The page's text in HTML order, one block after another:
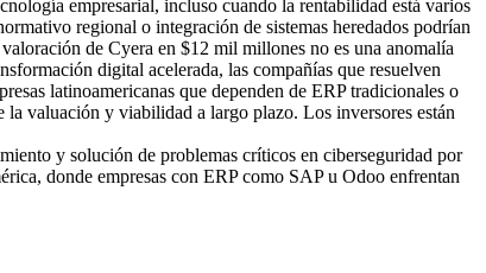
empresarial, incluso cuando la rentabilidad está varios
regional o integración de sistemas heredados podrían
de Cyera en $12 mil millones no es una anomalía
digital acelerada, las compañías que resuelven
latinoamericanas que dependen de ERP tradicionales o
valuación y viabilidad a largo plazo. Los inversores están
y solución de problemas críticos en ciberseguridad por
donde empresas con ERP como SAP u Odoo enfrentan